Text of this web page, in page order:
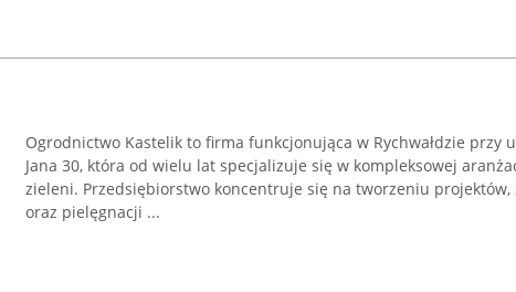
Ogrodnictwo Kastelik to firma funkcjonująca w Rychwałdzie przy
Jana 30, która od wielu lat specjalizuje się w kompleksowej
zieleni. Przedsiębiorstwo koncentruje się na tworzeniu projektów,
oraz pielęgnacji ...